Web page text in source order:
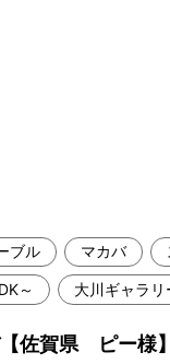
直営店
新宿ギ
ブル マカバ
～ 大川ギャラリ
佐賀県 ピー様】